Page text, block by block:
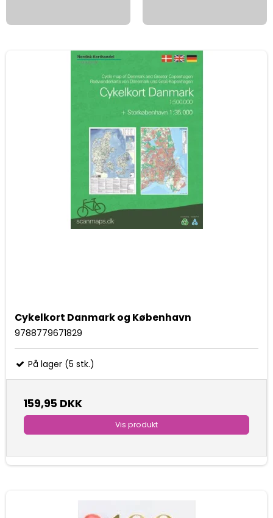
Cykelkort Danmark og København
9788779671829
På lager (5 stk.)
159,95 DKK
Vis produkt